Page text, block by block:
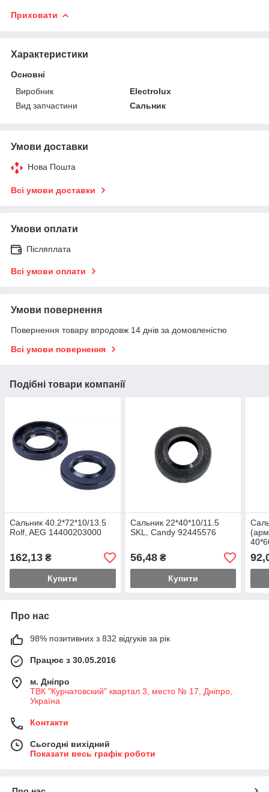
Приховати
Характеристики
Основні
Виробник
Electrolux
Вид запчастини
Сальник
Умови доставки
Нова Пошта
Всі умови доставки
Умови оплати
Післяплата
Всі умови оплати
Умови повернення
Повернення товару впродовж 14 днів за домовленістю
Всі умови повернення
Подібні товари компанії
Сальник 40.2*72*10/13.5
Rolf, AEG 14400203000
162,13 ₴
Купити
Сальник 22*40*10/11.5
SKL, Candy 92445576
56,48₴
Купити
Про нас
98% позитивних з 832 відгуків за рік
Працює з 30.05.2016
м. Дніпро
ТВК "Курчатовский" квартал 3, место № 17, Дніпро,
Україна
Контакти
Сьогодні вихідний
Показати весь графік роботи